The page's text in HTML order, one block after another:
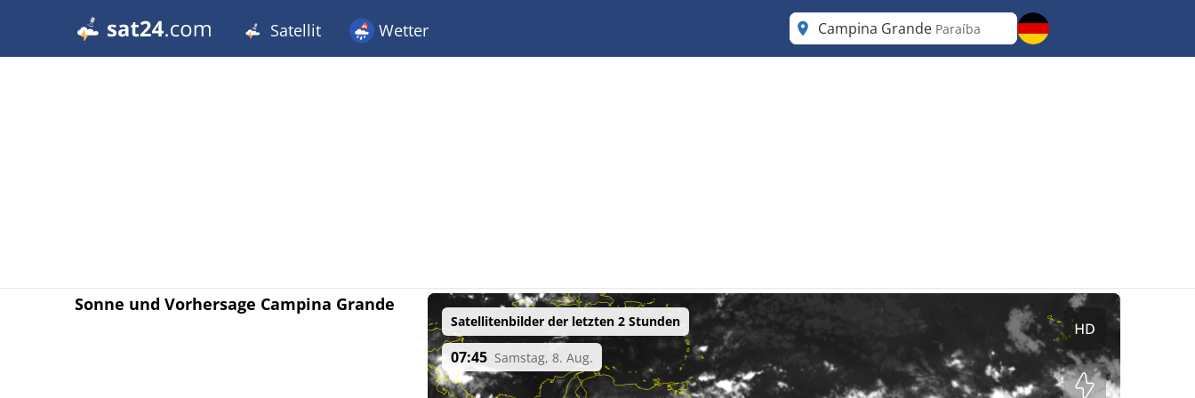
Satellit Wetter Campina Grande Paraíba
Sonne und Vorhersage Campina Grande
Satellitenbilder der letzten 2 Stunden
07:45 Samstag, 8. Aug.